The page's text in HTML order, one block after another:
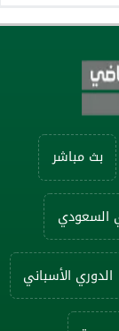
بث مباشر
السعودي
الدوري الأسباني